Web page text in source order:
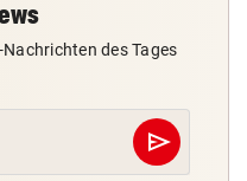
des Tages
send
Abschicken